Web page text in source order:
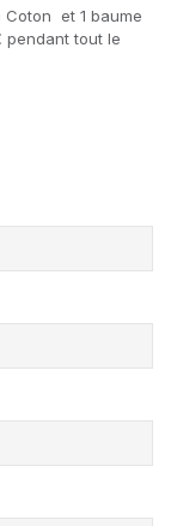
et 1 baume
pendant tout le